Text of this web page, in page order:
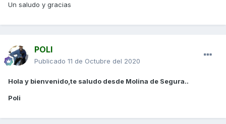
Un saludo y gracias
POLI
Publicado 11 de Octubre del 2020
Hola y bienvenido,te saludo desde Molina de Segura..
Poli